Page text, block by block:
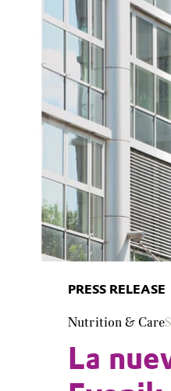
PRESS RELEASE
Nutrition & Care
La